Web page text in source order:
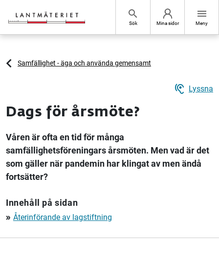
search
Sök Mina sidor
menu
Meny
Samfällighet - äga och använda gemensamt
hearing Lyssna
Dags för årsmöte?
Våren är ofta en tid för många
samfällighetsföreningars årsmöten. Men vad är det
som gäller när pandemin har klingat av men ändå
fortsätter?
Innehåll på sidan
double_arrow Återinförande av lagstiftning